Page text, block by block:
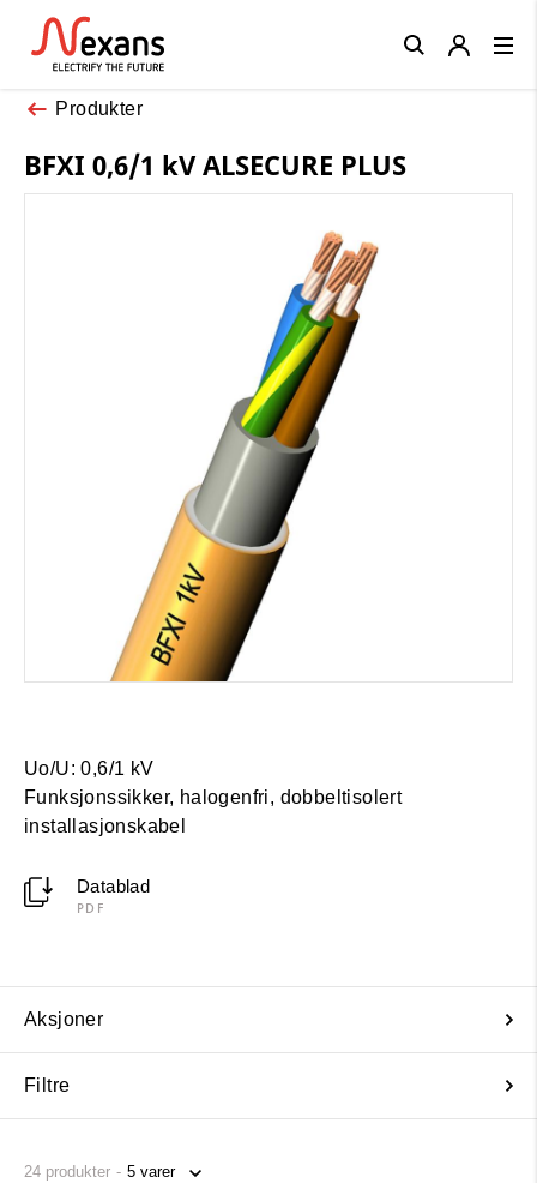
Produkter
BFXI 0,6/1 kV ALSECURE PLUS
Uo/U: 0,6/1 kV
Funksjonssikker, halogenfri, dobbeltisolert
installasjonskabel
Datablad
PDF
Aksjoner
Filtre
24 produkter
Close